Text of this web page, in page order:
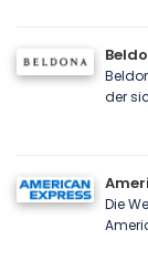
der
Die